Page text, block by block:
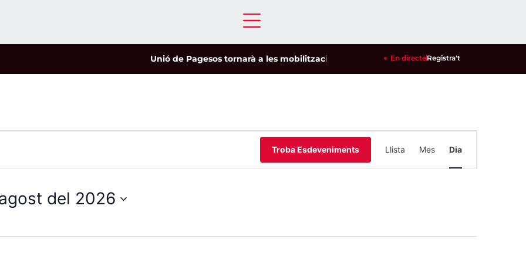
Unió de Pagesos tornarà a les mobilitzacions per defensar els cultius de la garrofa i l'ametlla
En directeRegistra't
Troba Esdeveniments
de
Llista Mes Dia
del 2026